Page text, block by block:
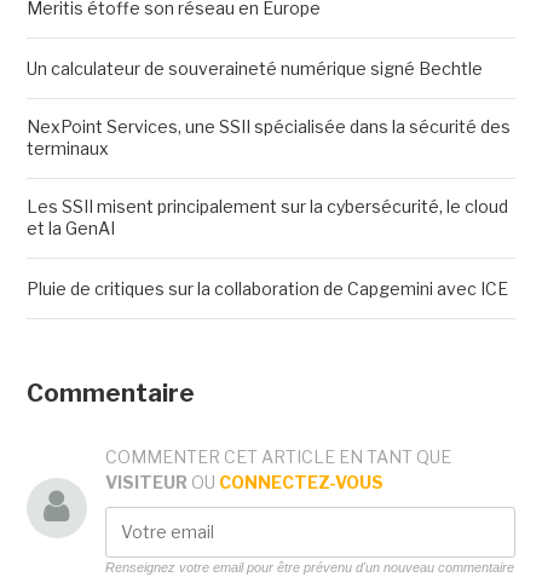
Meritis étoffe son réseau en Europe
Un calculateur de souveraineté numérique signé Bechtle
NexPoint Services, une SSII spécialisée dans la sécurité des
terminaux
Les SSII misent principalement sur la cybersécurité, le cloud
et la GenAI
Pluie de critiques sur la collaboration de Capgemini avec ICE
Commentaire
COMMENTER CET ARTICLE EN TANT QUE
VISITEUR OU CONNECTEZ-VOUS
Renseignez votre email pour être prévenu d'un nouveau commentaire